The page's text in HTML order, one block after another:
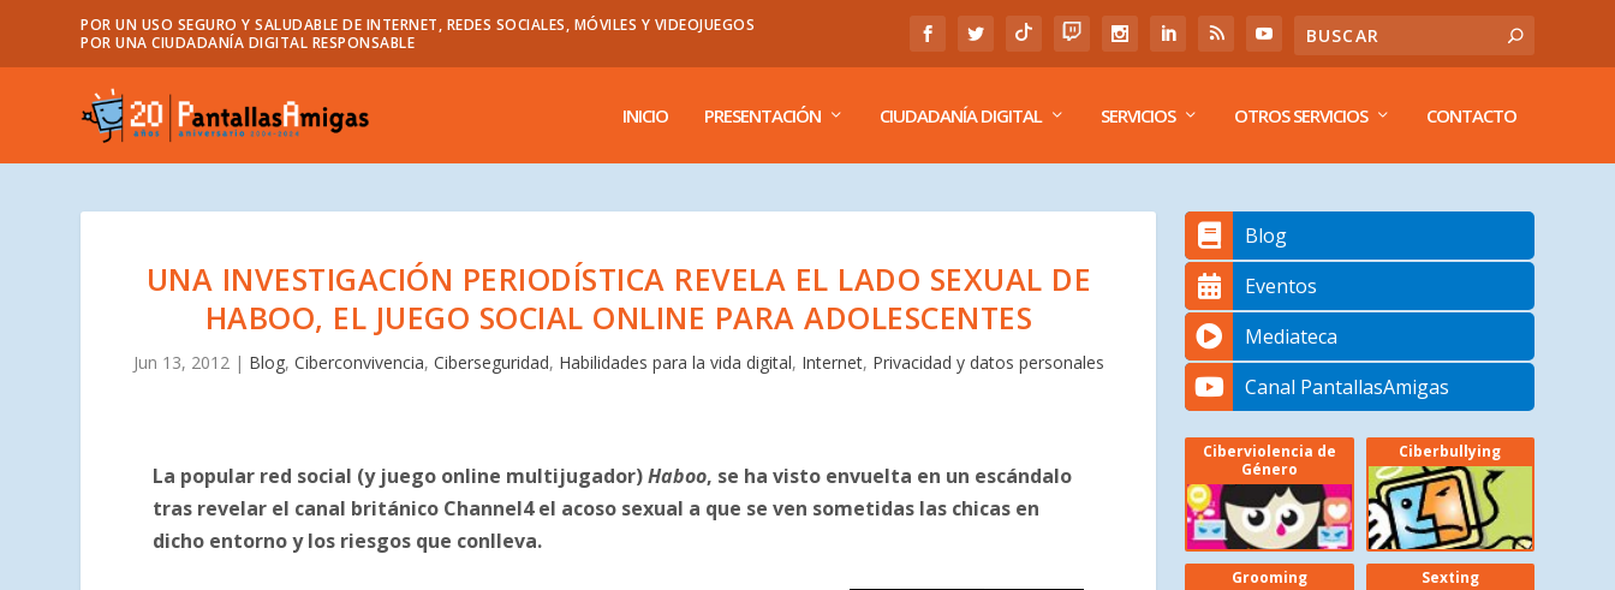
POR UN USO SEGURO Y SALUDABLE DE INTERNET, REDES SOCIALES, MÓVILES Y VIDEOJUEGOS
POR UNA CIUDADANÍA DIGITAL RESPONSABLE
INICIO PRESENTACIÓN CIUDADANÍA DIGITAL SERVICIOS OTROS SERVICIOS CONTACTO
UNA INVESTIGACIÓN PERIODÍSTICA REVELA EL LADO SEXUAL DE
HABOO, EL JUEGO SOCIAL ONLINE PARA ADOLESCENTES
Jun 13, 2012| Blog, Ciberconvivencia, Ciberseguridad, Habilidades para la vida digital, Internet, Privacidad y datos personales
La popular red social (y juego online multijugador)Haboo, se ha visto envuelta en un escándalo
tras revelar el canal británico Channel4 el acoso sexual a que se ven sometidas las chicas en
dicho entorno y los riesgos que conlleva.
Blog
Eventos
Mediateca
Canal PantallasAmigas
Ciberviolencia de
Género
Ciberbullying
Grooming Sexting